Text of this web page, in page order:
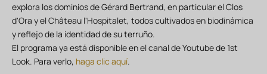
explora los dominios de Gérard Bertrand, en particular el Clos
d'Ora y el Château l'Hospitalet, todos cultivados en biodinámica
y reflejo de la identidad de su terruño.
El programa ya está disponible en el canal de Youtube de 1st
Look. Para verlo, haga clic aquí.